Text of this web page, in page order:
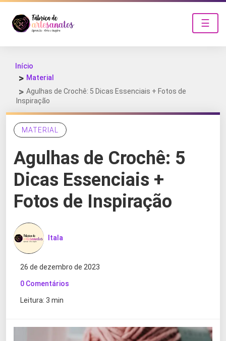
☰
Início
Material
Agulhas de Crochê: 5 Dicas Essenciais + Fotos de
Inspiração
MATERIAL
Agulhas de Crochê: 5
Dicas Essenciais +
Fotos de Inspiração
Itala
26 de dezembro de 2023
0 Comentários
Leitura: 3 min